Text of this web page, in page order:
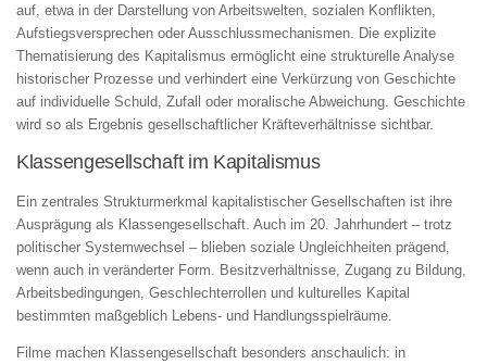
auf, etwa in der Darstellung von Arbeitswelten, sozialen Konflikten,
Aufstiegsversprechen oder Ausschlussmechanismen. Die explizite
Thematisierung des Kapitalismus ermöglicht eine strukturelle Analyse
historischer Prozesse und verhindert eine Verkürzung von Geschichte
auf individuelle Schuld, Zufall oder moralische Abweichung. Geschichte
wird so als Ergebnis gesellschaftlicher Kräfteverhältnisse sichtbar.
Klassengesellschaft im Kapitalismus
Ein zentrales Strukturmerkmal kapitalistischer Gesellschaften ist ihre
Ausprägung als Klassengesellschaft. Auch im 20. Jahrhundert – trotz
politischer Systemwechsel – blieben soziale Ungleichheiten prägend,
wenn auch in veränderter Form. Besitzverhältnisse, Zugang zu Bildung,
Arbeitsbedingungen, Geschlechterrollen und kulturelles Kapital
bestimmten maßgeblich Lebens- und Handlungsspielräume.
Filme machen Klassengesellschaft besonders anschaulich: in